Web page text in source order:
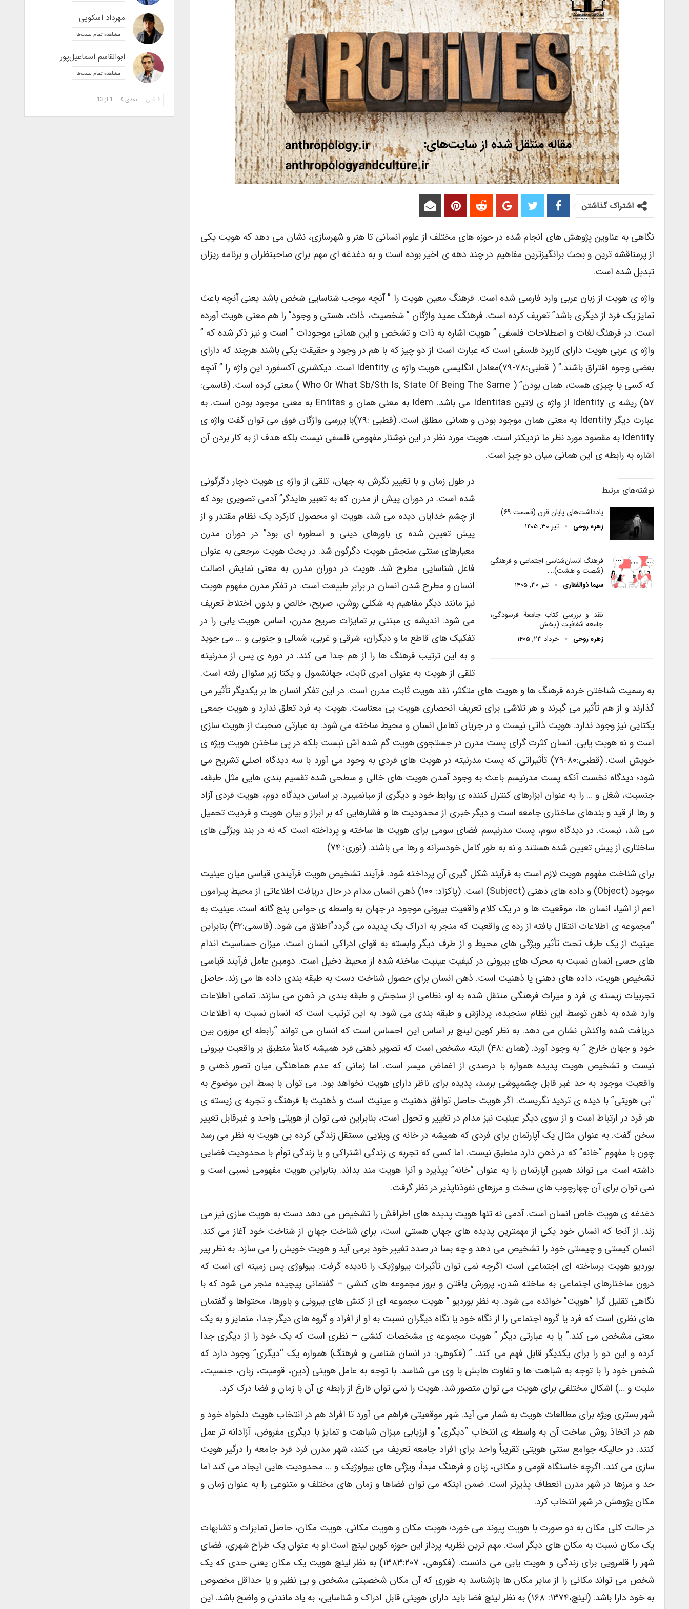
اشتراک گذاشتن
نگاهی به عناوین پژوهش های انجام شده در حوزه های مختلف از علوم انسانی تا هنر و شهرسازی، نشان می دهد که هویت یکی
از پرمناقشه ترین و بحث برانگیزترین مفاهیم در چند دهه ی اخیر بوده است و به دغدغه ای مهم برای صاحبنظران و برنامه ریزان
تبدیل شده است.
واژه ی هویت از زبان عربی وارد فارسی شده است. فرهنگ معین هویت را ” آنچه موجب شناسایی شخص باشد یعنی آنچه باعث
تمایز یک فرد از دیگری باشد” تعریف کرده است. فرهنگ عمید واژگان ” شخصیت، ذات، هستی و وجود” را هم معنی هویت آورده
است. در فرهنگ لغات و اصطلاحات فلسفی ” هویت اشاره به ذات و تشخص و این همانی موجودات ” است و نیز ذکر شده که ”
واژه ی عربی هویت دارای کاربرد فلسفی است که عبارت است از دو چیز که با هم در وجود و حقیقت یکی باشند هرچند که دارای
بعضی وجوه افتراق باشند.” ( قطبی:۷۸-۷۹)معادل انگلیسی هویت واژه ی Identity است. دیکشنری آکسفورد این واژه را ” آنچه
که کسی یا چیزی هست، همان بودن” ( Who Or What Sb/sth Is, State Of Being The Same ) معنی کرده است. (قاسمی:
۵۷) ریشه ی Identity از واژه ی لاتین Identitas می باشد. Idem به معنی همان و Entitas به معنی موجود بودن است. به
عبارت دیگر Identity به معنی همان موجود بودن و همانی مطلق است. (قطبی :۷۹)با بررسی واژگان فوق می توان گفت واژه ی
Identity به مقصود مورد نظر ما نزدیکتر است. هویت مورد نظر در این نوشتار مفهومی فلسفی نیست بلکه هدف از به کار بردن آن
اشاره به رابطه ی این همانی میان دو چیز است.
نوشته‌های مرتبط
یادداشت‌های پایان قرن (قسمت ۶۹)
زهره روحی تیر ۳۰, ۱۴۰۵
فرهنگ انسان‌شناسی اجتماعی و فرهنگی
(شصت و هشت):…
سیما ذوالفقاری تیر ۳۰, ۱۴۰۵
نقد و بررسی کتاب جامعۀ فرسودگی؛
جامعه شفافیت (بخش…
زهره روحی خرداد ۲۳, ۱۴۰۵
در طول زمان و با تغییر نگرش به جهان، تلقی از واژه ی هویت دچار دگرگونی
شده است. در دوران پیش از مدرن که به تعبیر هایدگر” آدمی تصویری بود که
از چشم خدایان دیده می شد، هویت او محصول کارکرد یک نظام مقتدر و از
پیش تعیین شده ی باورهای دینی و اسطوره ای بود” در دوران مدرن
معیارهای سنتی سنجش هویت دگرگون شد. در بحث هویت مرجعی به عنوان
فاعل شناسایی مطرح شد. هویت در دوران مدرن به معنی نمایش اصالت
انسان و مطرح شدن انسان در برابر طبیعت است. در تفکر مدرن مفهوم هویت
نیز مانند دیگر مفاهیم به شکلی روشن، صریح، خالص و بدون اختلاط تعریف
می شود. اندیشه ی مبتنی بر تمایزات صریح مدرن، اساس هویت یابی را در
تفکیک های قاطع ما و دیگران، شرقی و غربی، شمالی و جنوبی و … می جوید
و به این ترتیب فرهنگ ها را از هم جدا می کند. در دوره ی پس از مدرنیته
تلقی از هویت به عنوان امری ثابت، جهانشمول و یکتا زیر سئوال رفته است.
به رسمیت شناختن خرده فرهنگ ها و هویت های متکثر، نقد هویت ثابت مدرن است. در این تفکر انسان ها بر یکدیگر تأثیر می
گذارند و از هم تأثیر می گیرند و هر تلاشی برای تعریف انحصاری هویت بی معناست. هویت به فرد تعلق ندارد و هویت جمعی
یکتایی نیز وجود ندارد. هویت ذاتی نیست و در جریان تعامل انسان و محیط ساخته می شود. به عبارتی صحبت از هویت سازی
است و نه هویت یابی. انسان کثرت گرای پست مدرن در جستجوی هویت گم شده اش نیست بلکه در پی ساختن هویت ویژه ی
خویش است. (قطبی:۸۰-۷۹) تأثیراتی که پست مدرنیته در هویت های فردی به وجود می آورد با سه دیدگاه اصلی تشریح می
شود؛ دیدگاه نخست آنکه پست مدرنیسم باعث به وجود آمدن هویت های خالی و سطحی شده تقسیم بندی هایی مثل طبقه،
جنسیت، شغل و … را به عنوان ابزارهای کنترل کننده ی روابط خود و دیگری از میانمیبرد. بر اساس دیدگاه دوم، هویت فردی آزاد
و رها از قید و بندهای ساختاری جامعه است و دیگر خبری از محدودیت ها و فشارهایی که بر ابراز و بیان هویت و فردیت تحمیل
می شد، نیست. در دیدگاه سوم، پست مدرنیسم فضای سومی برای هویت ها ساخته و پرداخته است که نه در بند ویژگی های
ساختاری از پیش تعیین شده هستند و نه به طور کامل خودسرانه و رها می باشند. (نوری: ۷۴)
برای شناخت مفهوم هویت لازم است به فرآیند شکل گیری آن پرداخته شود. فرآیند تشخیص هویت فرآیندی قیاسی میان عینیت
موجود (object) و داده های ذهنی (subject) است. (پاکزاد: ۱۰۰) ذهن انسان مدام در حال دریافت اطلاعاتی از محیط پیرامون
اعم از اشیا، انسان ها، موقعیت ها و در یک کلام واقعیت بیرونی موجود در جهان به واسطه ی حواس پنج گانه است. عینیت به
“مجموعه ی اطلاعات انتقال یافته از رده ی واقعیت که منجر به ادراک یک پدیده می گردد”اطلاق می شود. (قاسمی:۴۲) بنابراین
عینیت از یک طرف تحت تأثیر ویژگی های محیط و از طرف دیگر وابسته به قوای ادراکی انسان است. میزان حساسیت اندام
های حسی انسان نسبت به محرک های بیرونی در کیفیت عینیت ساخته شده از محیط دخیل است. دومین عامل فرآیند قیاسی
تشخیص هویت، داده های ذهنی یا ذهنیت است. ذهن انسان برای حصول شناخت دست به طبقه بندی داده ها می زند. حاصل
تجربیات زیسته ی فرد و میراث فرهنگی منتقل شده به او، نظامی از سنجش و طبقه بندی در ذهن می سازند. تمامی اطلاعات
وارد شده به ذهن توسط این نظام سنجیده، پردازش و طبقه بندی می شود. به این ترتیب است که انسان نسبت به اطلاعات
دریافت شده واکنش نشان می دهد. به نظر کوین لینچ بر اساس این احساس است که انسان می تواند “رابطه ای موزون بین
خود و جهان خارج ” به وجود آورد. (همان :۴۸) البته مشخص است که تصویر ذهنی فرد همیشه کاملاً منطبق بر واقعیت بیرونی
نیست و تشخیص هویت پدیده همواره با درصدی از اغماض میسر است. اما زمانی که عدم هماهنگی میان تصور ذهنی و
واقعیت موجود به حد غیر قابل چشمپوشی برسد، پدیده برای ناظر دارای هویت نخواهد بود. می توان با بسط این موضوع به
“بی هویتی” با دیده ی تردید نگریست. اگر هویت حاصل توافق ذهنیت و عینیت است و ذهنیت با فرهنگ و تجربه ی زیسته ی
هر فرد در ارتباط است و از سوی دیگر عینیت نیز مدام در تغییر و تحول است، بنابراین نمی توان از هویتی واحد و غیرقابل تغییر
سخن گفت. به عنوان مثال یک آپارتمان برای فردی که همیشه در خانه ی ویلایی مستقل زندگی کرده بی هویت به نظر می رسد
چون با مفهوم “خانه” که در ذهن دارد منطبق نیست. اما کسی که تجربه ی زندگی اشتراکی و یا زندگی توأم با محدودیت فضایی
داشته است می تواند همین آپارتمان را به عنوان “خانه” بپذیرد و آنرا هویت مند بداند. بنابراین هویت مفهومی نسبی است و
نمی توان برای آن چهارچوب های سخت و مرزهای نفوذناپذیر در نظر گرفت.
دغدغه ی هویت خاص انسان است. آدمی نه تنها هویت پدیده های اطرافش را تشخیص می دهد دست به هویت سازی نیز می
زند. از آنجا که انسان خود یکی از مهمترین پدیده های جهان هستی است، برای شناخت جهان از شناخت خود آغاز می کند.
انسان کیستی و چیستی خود را تشخیص می دهد و چه بسا در صدد تغییر خود برمی آید و هویت خویش را می سازد. به نظر پیر
بوردیو هویت برساخته ای اجتماعی است اگرچه نمی توان تأثیرات بیولوژیک را نادیده گرفت. بیولوژی پس زمینه ای است که
درون ساختارهای اجتماعی به ساخته شدن، پرورش یافتن و بروز مجموعه های کنشی – گفتمانی پیچیده منجر می شود که با
نگاهی تقلیل گرا “هویت” خوانده می شود. به نظر بوردیو ” هویت مجموعه ای از کنش های بیرونی و باورها، محتواها و گفتمان
های نظری است که فرد یا گروه اجتماعی را از نگاه خود یا نگاه دیگران نسبت به او از افراد و گروه های دیگر جدا، متمایز و به یک
معنی مشخص می کند.” یا به عبارتی دیگر ” هویت مجموعه ی مشخصات کنشی – نظری است که یک خود را از دیگری جدا
کرده و این دو را برای یکدیگر قابل فهم می کند. ” (فکوهی: در انسان شناسی و فرهنگ) همواره یک “دیگری” وجود دارد که
شخص خود را با توجه به شباهت ها و تفاوت هایش با وی می شناسد. با توجه به عامل هویتی (دین، قومیت، زبان، جنسیت،
ملیت و …) اشکال مختلفی برای هویت می توان متصور شد. هویت را نمی توان فارغ از رابطه ی آن با زمان و فضا درک کرد.
شهر بستری ویژه برای مطالعات هویت به شمار می آید. شهر موقعیتی فراهم می آورد تا افراد هم در انتخاب هویت دلخواه خود و
هم در اتخاذ روش ساخت آن به واسطه ی انتخاب “دیگری” و ارزیابی میزان شباهت و تمایز با دیگری مفروض، آزادانه تر عمل
کنند. در حالیکه جوامع سنتی هویتی تقریباً واحد برای افراد جامعه تعریف می کنند، شهر مدرن فرد فرد جامعه را درگیر هویت
سازی می کند. اگرچه خاستگاه قومی و مکانی، زبان و فرهنگ مبدأ، ویژگی های بیولوژیک و … محدودیت هایی ایجاد می کند اما
حد و مرزها در شهر مدرن انعطاف پذیرتر است. ضمن اینکه می توان فضاها و زمان های مختلف و متنوعی را به عنوان زمان و
مکان پژوهش در شهر انتخاب کرد.
در حالت کلی مکان به دو صورت با هویت پیوند می خورد؛ هویت مکان و هویت مکانی. هویت مکان، حاصل تمایزات و تشابهات
یک مکان نسبت به مکان های دیگر است. مهم ترین نظریه پرداز این حوزه کوین لینچ است.او به عنوان یک طراح شهری، فضای
شهر را قلمرویی برای زندگی و هویت یابی می دانست. (فکوهی، ۱۳۸۳:۲۰۷) به نظر لینچ هویت یک مکان یعنی حدی که یک
شخص می تواند مکانی را از سایر مکان ها بازشناسد به طوری که آن مکان شخصیتی مشخص و بی نظیر و یا حداقل مخصوص
به خود دارا باشد. (لینچ،۱۳۷۴: ۱۶۸) به نظر لینچ فضا باید دارای هویتی قابل ادراک و شناسایی، به یاد ماندنی و واضح باشد. این
مهرداد اسکویی
مشاهده تمام پست‌ها
ابوالقاسم اسماعیل‌پور
مشاهده تمام پست‌ها
قبلی بعدی 1 از 13